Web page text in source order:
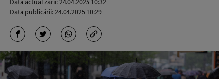
Data actualizării:24.04.2025 10:32
Data publicării:24.04.2025 10:29